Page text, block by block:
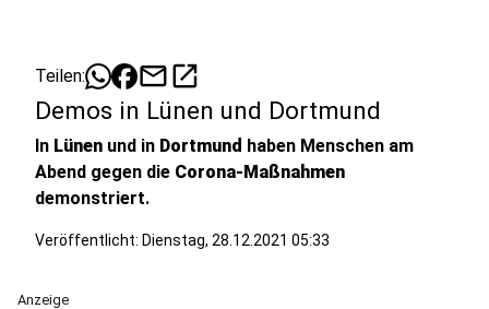
Teilen: mailopen_in_new
Demos in Lünen und Dortmund
In Lünen und in Dortmund haben Menschen am
Abend gegen die Corona-Maßnahmen
demonstriert.
Veröffentlicht: Dienstag, 28.12.2021 05:33
Anzeige